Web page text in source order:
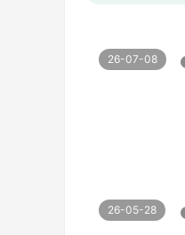
26-07-08
26-05-28